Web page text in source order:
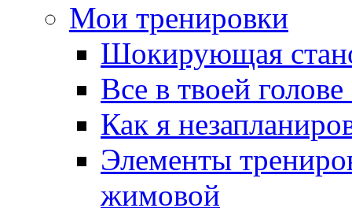
Мои тренировки
Шокирующая
Все в твоей
Как я
Элементы
жимовой